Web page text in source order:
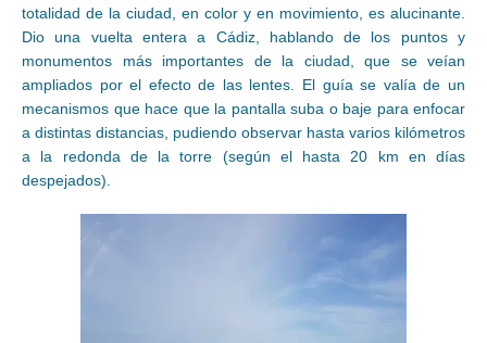
totalidad de la ciudad, en color y en movimiento, es alucinante.
Dio una vuelta entera a Cádiz, hablando de los puntos y
monumentos más importantes de la ciudad, que se veían
ampliados por el efecto de las lentes. El guía se valía de un
mecanismos que hace que la pantalla suba o baje para enfocar
a distintas distancias, pudiendo observar hasta varios kilómetros
a la redonda de la torre (según el hasta 20 km en días
despejados).